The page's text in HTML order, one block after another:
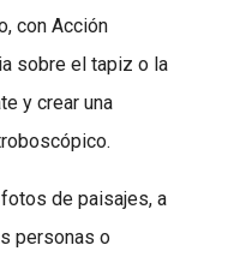
con Acción
sobre el tapiz o la
y crear una
de paisajes, a
personas o